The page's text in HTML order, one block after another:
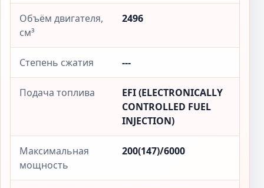
Объём двигателя,
см³
2496
Степень сжатия ---
Подача топлива
EFI (ELECTRONICALLY
CONTROLLED FUEL
INJECTION)
Максимальная
мощность
200(147)/6000